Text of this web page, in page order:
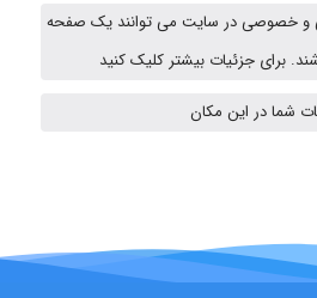
Jafar Tym
و خصوصی در سایت می توانند یک صفحه
برای جزئیات بیشتر کلیک کنید
شما در این مکان